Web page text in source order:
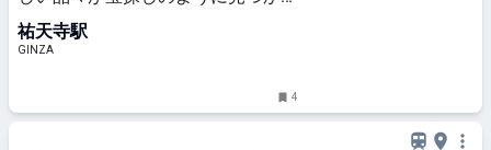
祐天寺駅
GINZA
4